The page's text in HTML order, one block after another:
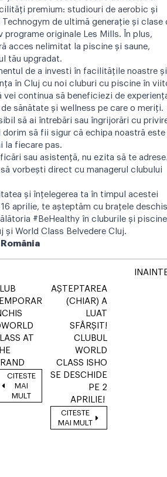
premium: studiouri de aerobic și
de ultimă generație și clase
originale Les Mills. În plus,
acces nelimitat la piscine și saune,
tău upgradat.
de a investi în facilitățile noastre și
în Cluj cu noi cluburi cu piscine în
vei continua să beneficiezi de
sănătate și wellness pe care o meriți.
să ai întrebări sau îngrijorări cu
dorim să fii sigur că echipa noastră este
la fiecare pas.
sau asistență, nu ezita să te
vorbești direct cu managerul clubului
și înțelegerea ta în timpul acestei
aprilie, te așteptăm cu brațele
#BeHealthy în cluburile și
și World Class Belvedere Cluj.
AT
CITESTE
MAI
MULT
AȘTEPTAREA
(CHIAR) A
LUAT
SFÂRȘIT!
CLUBUL
WORLD
CLASS ISHO
SE DESCHIDE
PE 2
APRILIE!
CITESTE
MAI MULT